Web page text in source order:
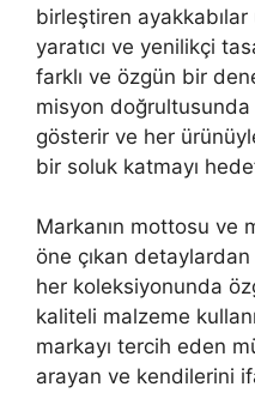
birleştiren
yaratıcı ve yenilikçi
farklı ve özgün bir
misyon
gösterir ve her
bir soluk katmayı
Markanın mottosu ve
öne çıkan
her koleksiyonunda
kaliteli malzeme
markayı tercih eden
arayan ve kendilerini